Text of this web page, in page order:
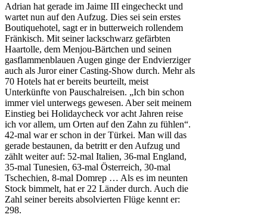
Adrian hat gerade im Jaime III eingecheckt und
wartet nun auf den Aufzug. Dies sei sein erstes
Boutiquehotel, sagt er in butterweich rollendem
Fränkisch. Mit seiner lackschwarz gefärbten
Haartolle, dem Menjou-Bärtchen und seinen
gasflammenblauen Augen ginge der Endvierziger
auch als Juror einer Casting-Show durch. Mehr als
70 Hotels hat er bereits beurteilt, meist
Unterkünfte von Pauschalreisen. „Ich bin schon
immer viel unterwegs gewesen. Aber seit meinem
Einstieg bei Holidaycheck vor acht Jahren reise
ich vor allem, um Orten auf den Zahn zu fühlen“.
42-mal war er schon in der Türkei. Man will das
gerade bestaunen, da betritt er den Aufzug und
zählt weiter auf: 52-mal Italien, 36-mal England,
35-mal Tunesien, 63-mal Österreich, 30-mal
Tschechien, 8-mal Domrep … Als es im neunten
Stock bimmelt, hat er 22 Länder durch. Auch die
Zahl seiner bereits absolvierten Flüge kennt er:
298.